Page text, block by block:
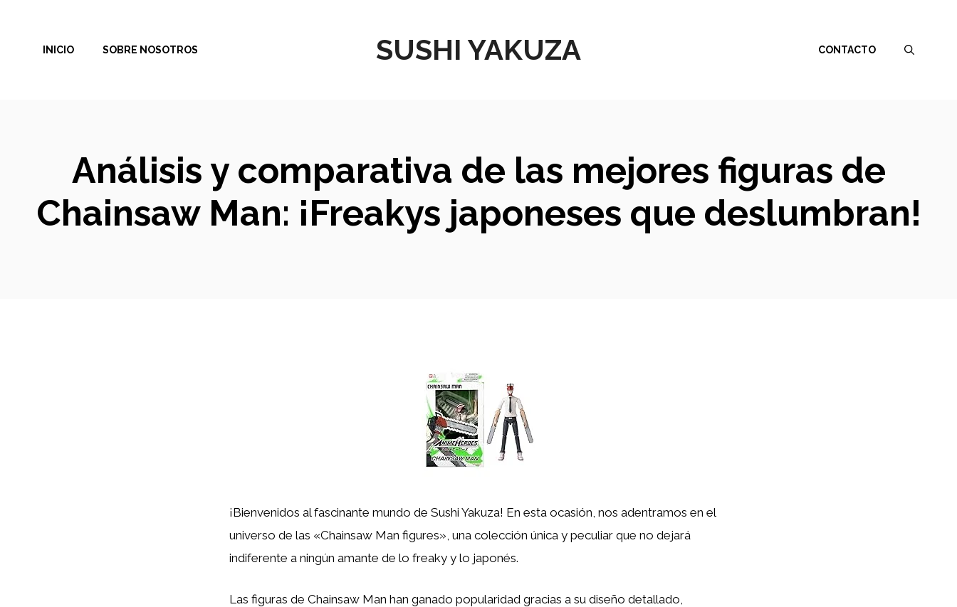
contenido
SUSHI YAKUZA
INICIO SOBRE NOSOTROS CONTACTO
Análisis y comparativa de las mejores figuras de
Chainsaw Man: ¡Freakys japoneses que deslumbran!
¡Bienvenidos al fascinante mundo de Sushi Yakuza! En esta ocasión, nos adentramos en el
universo de las «Chainsaw Man figures», una colección única y peculiar que no dejará
indiferente a ningún amante de lo freaky y lo japonés.
Las figuras de Chainsaw Man han ganado popularidad gracias a su diseño detallado,